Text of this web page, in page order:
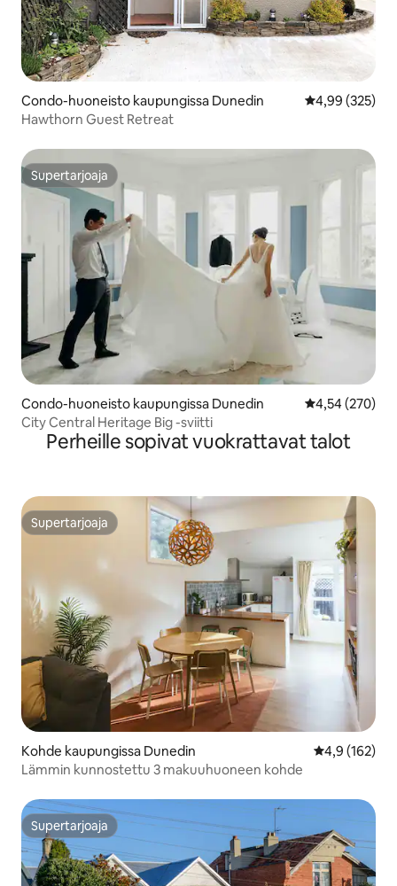
Condo-huoneisto kaupungissa Dunedin
4,99 (325)
Hawthorn Guest Retreat
Supertarjoaja
Supertarjoaja
Condo-huoneisto kaupungissa Dunedin
4,54 (270)
City Central Heritage Big -sviitti
Perheille sopivat vuokrattavat talot
Supertarjoaja
Supertarjoaja
Kohde kaupungissa Dunedin
4,9 (162)
Lämmin kunnostettu 3 makuuhuoneen kohde
Supertarjoaja
Supertarjoaja